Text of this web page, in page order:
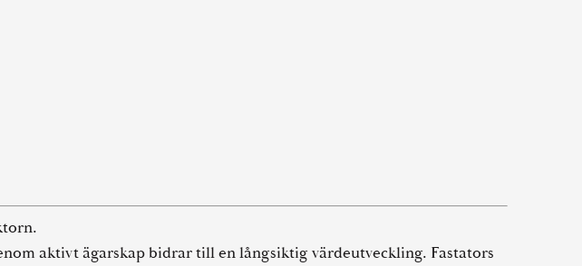
aktivt ägarskap bidrar till en långsiktig värdeutveckling. Fastators